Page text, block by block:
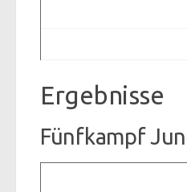
Ergebnisse
Fünfkampf